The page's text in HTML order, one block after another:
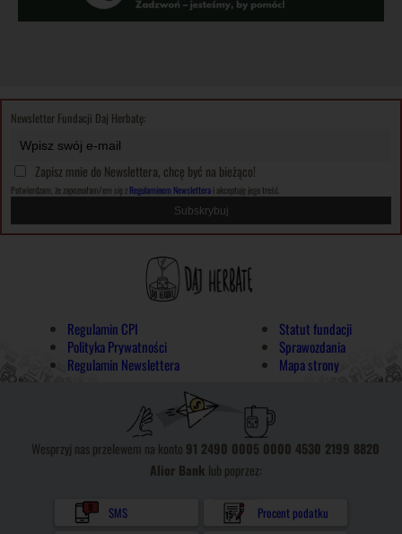
Newsletter Fundacji Daj Herbatę:
Zapisz mnie do Newslettera, chcę być na bieżąco!
Potwierdzam, że zapoznałam/em się z Regulaminem Newslettera i akceptuję jego treść.
Regulamin CPI
Polityka Prywatności
Regulamin Newslettera
Statut fundacji
Sprawozdania
Mapa strony
Wesprzyj nas przelewem na konto 91 2490 0005 0000 4530 2199 8820
Alior Bank lub poprzez:
SMS Procent podatku